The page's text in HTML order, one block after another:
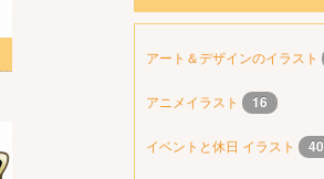
アート＆デザインのイラスト
アニメイラスト 16
イベントと休日 イラスト 40